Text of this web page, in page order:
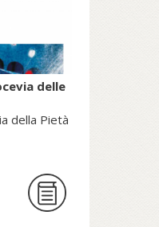
delle
della Pietà